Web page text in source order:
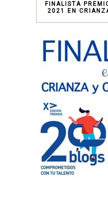
FINALISTA
2021 EN